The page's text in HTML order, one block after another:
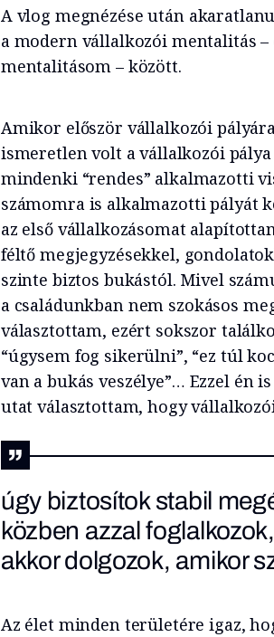
A vlog megnézése után
a modern vállalkozói mentalitás –
mentalitásom – között.
Amikor először vállalkozói
ismeretlen volt a vállalkozói
mindenki “rendes” alkalmazotti
számomra is alkalmazotti pályát
az első vállalkozásomat
féltő megjegyzésekkel,
szinte biztos bukástól. Mivel
a családunkban nem szokásos
választottam, ezért sokszor
“úgysem fog sikerülni”, “ez túl
van a bukás veszélye”… Ezzel én
utat választottam, hogy
úgy biztosítok stabil
közben azzal
akkor dolgozok, amikor
Az élet minden területére igaz,